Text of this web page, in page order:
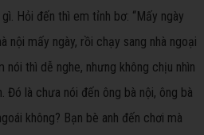
Hỏi đến thì em tỉnh bơ: “Mấy ngày
nội mấy ngày, rồi chạy sang nhà ngoại
thì dễ nghe, nhưng không chịu nhìn
Đó là chưa nói đến ông bà nội, ông bà
không? Bạn bè anh đến chơi mà